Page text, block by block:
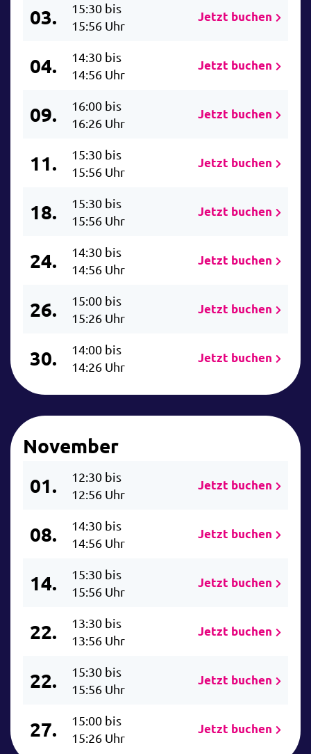
03.
15:30 bis
15:56 Uhr
Jetzt buchen
04.
14:30 bis
14:56 Uhr
Jetzt buchen
09.
16:00 bis
16:26 Uhr
Jetzt buchen
11.
15:30 bis
15:56 Uhr
Jetzt buchen
18.
15:30 bis
15:56 Uhr
Jetzt buchen
24.
14:30 bis
14:56 Uhr
Jetzt buchen
26.
15:00 bis
15:26 Uhr
Jetzt buchen
30.
14:00 bis
14:26 Uhr
Jetzt buchen
November
01.
12:30 bis
12:56 Uhr
Jetzt buchen
08.
14:30 bis
14:56 Uhr
Jetzt buchen
14.
15:30 bis
15:56 Uhr
Jetzt buchen
22.
13:30 bis
13:56 Uhr
Jetzt buchen
22.
15:30 bis
15:56 Uhr
Jetzt buchen
27.
15:00 bis
15:26 Uhr
Jetzt buchen